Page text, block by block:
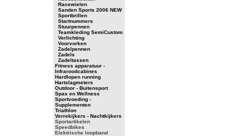
- Racewielen
- Sanden Sports 2006 NEW
- Sportbrillen
- Startnummers
- Stuurpennen
- Teamkleding SemiCustom
- Verlichting
- Voorvorken
- Zadelpennen
- Zadels
- Zadeltassen
Fitness apparatuur -
Infraroodcabines
Hardlopen running
Hartslagmeters
Outdoor - Buitensport
Spas en Wellness
Sportvoeding -
Supplementen
Triathlon
Verrekijkers - Nachtkijkers
Sportartikelen
Speedbikes
Elektrische loopband